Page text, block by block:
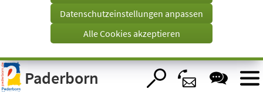
Visuelle
Assistenzsoftware
öffnen.
Tab)
Datenschutzeinstellungen anpassen
Alle Cookies akzeptieren
Paderborn